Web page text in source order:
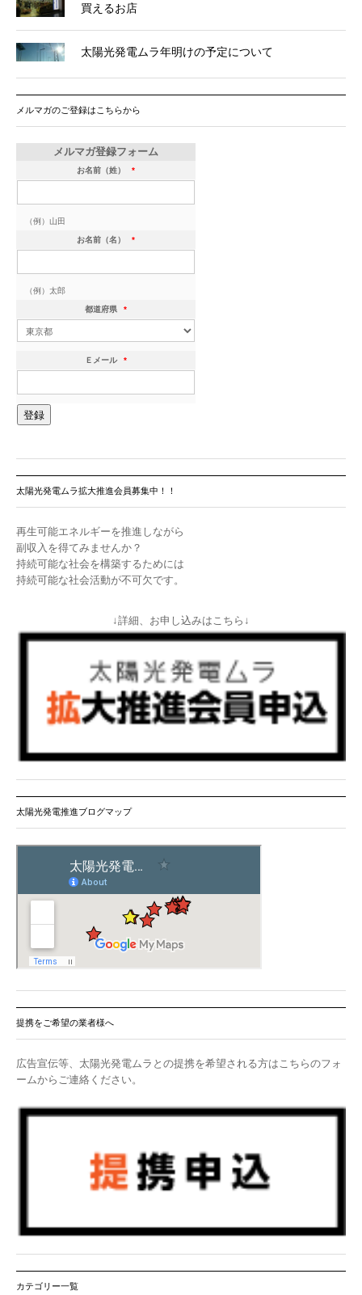
買えるお店
太陽光発電ムラ年明けの予定について
メルマガのご登録はこちらから
メルマガ登録フォーム
お名前（姓） *
（例）山田
お名前（名） *
（例）太郎
都道府県 *
Ｅメール *
太陽光発電ムラ拡大推進会員募集中！！
再生可能エネルギーを推進しながら
副収入を得てみませんか？
持続可能な社会を構築するためには
持続可能な社会活動が不可欠です。
↓詳細、お申し込みはこちら↓
太陽光発電推進ブログマップ
提携をご希望の業者様へ
広告宣伝等、太陽光発電ムラとの提携を希望される方はこちらのフォ
ームからご連絡ください。
カテゴリー一覧